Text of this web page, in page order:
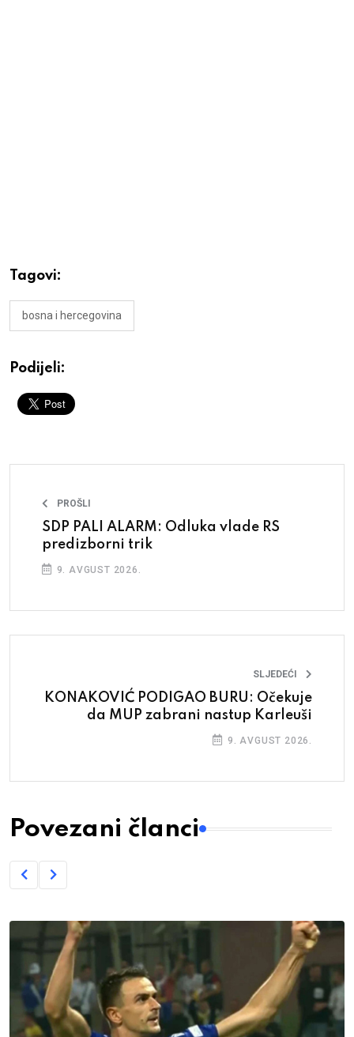
Tagovi:
bosna i hercegovina
Podijeli:
PROŠLI
SDP PALI ALARM: Odluka vlade RS
predizborni trik
9. AVGUST 2026.
SLJEDEĆI
KONAKOVIĆ PODIGAO BURU: Očekuje
da MUP zabrani nastup Karleuši
9. AVGUST 2026.
Povezani članci